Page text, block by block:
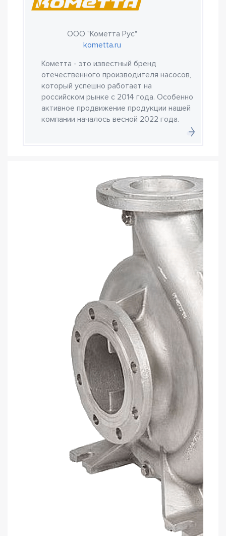
ООО "Кометта Рус"
kometta.ru
Кометта - это известный бренд
отечественного производителя насосов,
который успешно работает на
российском рынке с 2014 года. Особенно
активное продвижение продукции нашей
компании началось весной 2022 года.